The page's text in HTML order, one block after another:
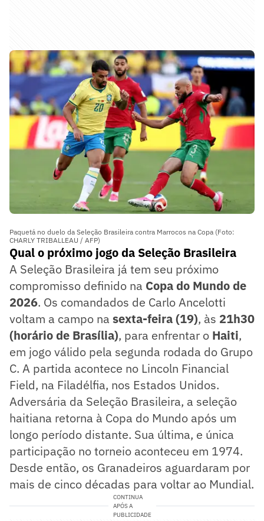
Paquetá no duelo da Seleção Brasileira contra Marrocos na Copa (Foto:
CHARLY TRIBALLEAU / AFP)
Qual o próximo jogo da Seleção Brasileira
A Seleção Brasileira já tem seu próximo
compromisso definido na Copa do Mundo de
2026. Os comandados de Carlo Ancelotti
voltam a campo na sexta-feira (19), às 21h30
(horário de Brasília), para enfrentar o Haiti,
em jogo válido pela segunda rodada do Grupo
C. A partida acontece no Lincoln Financial
Field, na Filadélfia, nos Estados Unidos.
Adversária da Seleção Brasileira, a seleção
haitiana retorna à Copa do Mundo após um
longo período distante. Sua última, e única
participação no torneio aconteceu em 1974.
Desde então, os Granadeiros aguardaram por
mais de cinco décadas para voltar ao Mundial.
CONTINUA
APÓS A
PUBLICIDADE